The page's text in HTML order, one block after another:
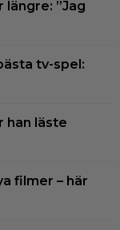
”Jag
tv-spel:
han läste
filmer – här